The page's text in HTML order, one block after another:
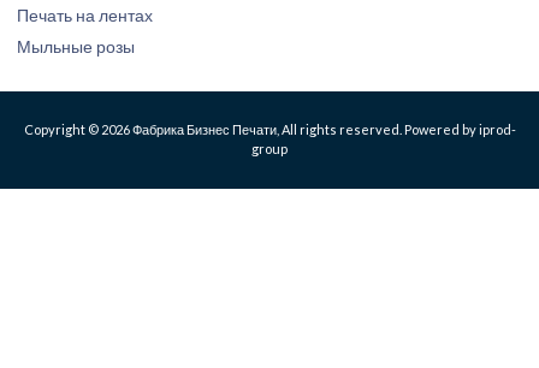
Печать на лентах
Мыльные розы
Copyright © 2026 Фабрика Бизнес Печати, All rights reserved. Powered by iprod-
group